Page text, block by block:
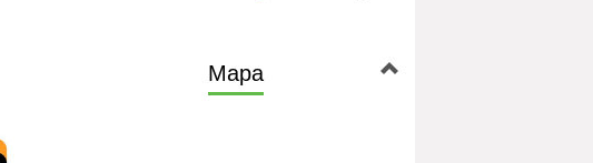
Mapa